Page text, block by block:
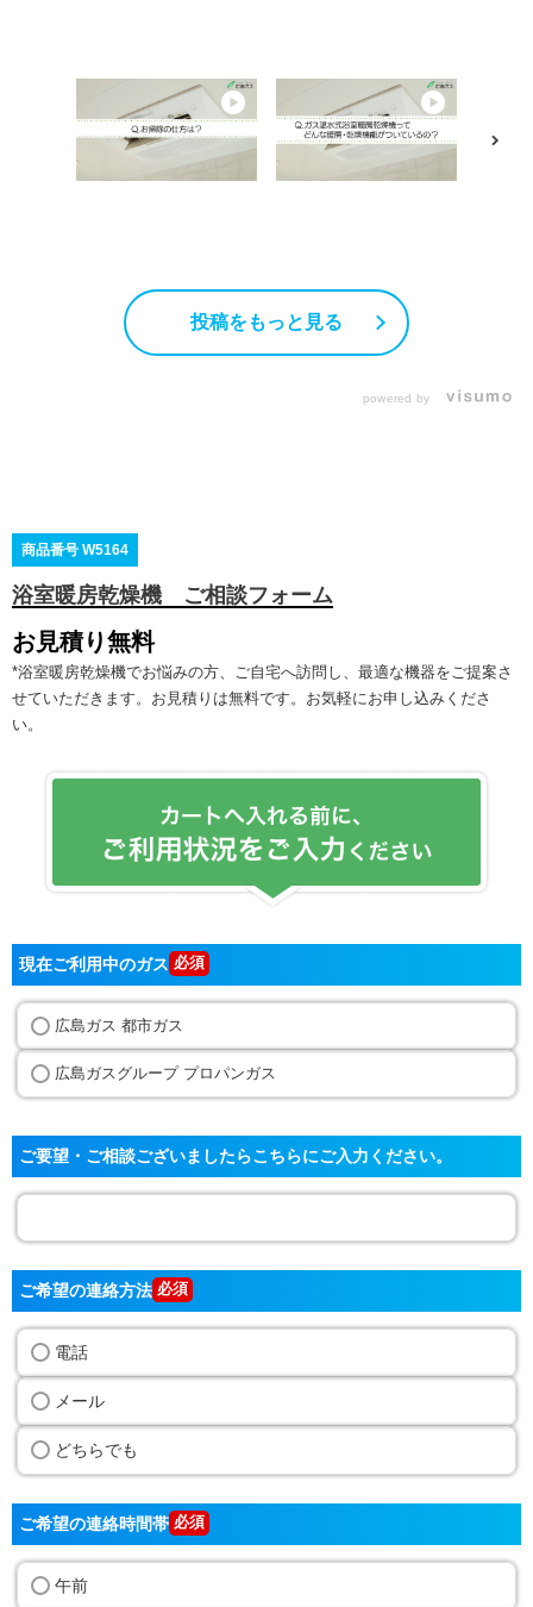
投稿をもっと見る
powered by
商品番号 W5164
浴室暖房乾燥機 ご相談フォーム
お見積り
*浴室暖房乾燥機でお悩みの方、ご自宅へ訪問し、最適な機器をご提案さ
せていただきます。お見積りは無料です。お気軽にお申し込みくださ
い。
現在ご利用中のガス
広島ガス 都市ガス
広島ガスグループ プロパンガス
ご要望・ご相談ございましたらこちらにご入力ください。
ご希望の連絡方法
電話
メール
どちらでも
ご希望の連絡時間帯
午前